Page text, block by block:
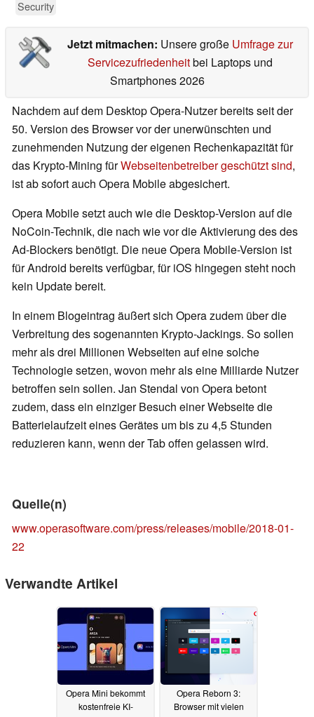
Security
Jetzt mitmachen: Unsere große Umfrage zur
Servicezufriedenheitbei Laptops und
Smartphones 2026
Nachdem auf dem Desktop Opera-Nutzer bereits seit der
50. Version des Browser vor der unerwünschten und
zunehmenden Nutzung der eigenen Rechenkapazität für
das Krypto-Mining fürWebseitenbetreiber geschützt sind,
ist ab sofort auch Opera Mobile abgesichert.
Opera Mobile setzt auch wie die Desktop-Version auf die
NoCoin-Technik, die nach wie vor die Aktivierung des des
Ad-Blockers benötigt. Die neue Opera Mobile-Version ist
für Android bereits verfügbar, für iOS hingegen steht noch
kein Update bereit.
In einem Blogeintrag äußert sich Opera zudem über die
Verbreitung des sogenannten Krypto-Jackings. So sollen
mehr als drei Millionen Webseiten auf eine solche
Technologie setzen, wovon mehr als eine Milliarde Nutzer
betroffen sein sollen. Jan Stendal von Opera betont
zudem, dass ein einziger Besuch einer Webseite die
Batterielaufzeit eines Gerätes um bis zu 4,5 Stunden
reduzieren kann, wenn der Tab offen gelassen wird.
Quelle(n)
www.operasoftware.com/press/releases/mobile/2018-01-
22
Verwandte Artikel
Opera Mini bekommt
kostenfreie KI-
Opera Reborn 3:
Browser mit vielen